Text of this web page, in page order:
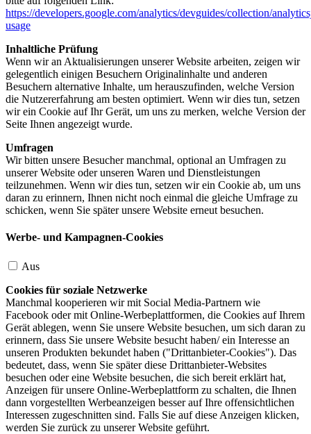
https://developers.google.com/analytics/devguides/collection/
usage
Inhaltliche Prüfung
Wenn wir an Aktualisierungen unserer Website arbeiten, zeigen wir
gelegentlich einigen Besuchern Originalinhalte und anderen
Besuchern alternative Inhalte, um herauszufinden, welche Version
die Nutzererfahrung am besten optimiert. Wenn wir dies tun, setzen
wir ein Cookie auf Ihr Gerät, um uns zu merken, welche Version der
Seite Ihnen angezeigt wurde.
Umfragen
Wir bitten unsere Besucher manchmal, optional an Umfragen zu
unserer Website oder unseren Waren und Dienstleistungen
teilzunehmen. Wenn wir dies tun, setzen wir ein Cookie ab, um uns
daran zu erinnern, Ihnen nicht noch einmal die gleiche Umfrage zu
schicken, wenn Sie später unsere Website erneut besuchen.
Werbe- und Kampagnen-Cookies
Aus
Cookies für soziale Netzwerke
Manchmal kooperieren wir mit Social Media-Partnern wie
Facebook oder mit Online-Werbeplattformen, die Cookies auf Ihrem
Gerät ablegen, wenn Sie unsere Website besuchen, um sich daran zu
erinnern, dass Sie unsere Website besucht haben/ ein Interesse an
unseren Produkten bekundet haben ("Drittanbieter-Cookies"). Das
bedeutet, dass, wenn Sie später diese Drittanbieter-Websites
besuchen oder eine Website besuchen, die sich bereit erklärt hat,
Anzeigen für unsere Online-Werbeplattform zu schalten, die Ihnen
dann vorgestellten Werbeanzeigen besser auf Ihre offensichtlichen
Interessen zugeschnitten sind. Falls Sie auf diese Anzeigen klicken,
werden Sie zurück zu unserer Website geführt.